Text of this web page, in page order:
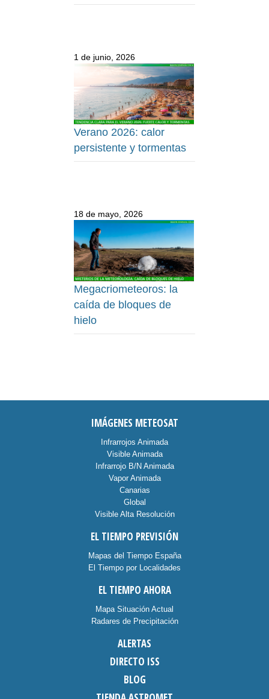
1 de junio, 2026
Verano 2026: calor
persistente y tormentas
18 de mayo, 2026
Megacriometeoros: la
caída de bloques de
hielo
IMÁGENES METEOSAT
Infrarrojos Animada
Visible Animada
Infrarrojo B/N Animada
Vapor Animada
Canarias
Global
Visible Alta Resolución
EL TIEMPO PREVISIÓN
Mapas del Tiempo España
El Tiempo por Localidades
EL TIEMPO AHORA
Mapa Situación Actual
Radares de Precipitación
ALERTAS
DIRECTO ISS
BLOG